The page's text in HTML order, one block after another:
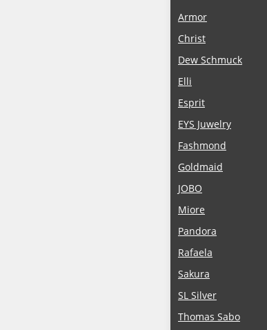
Armor
Christ
Dew Schmuck
Elli
Esprit
EYS Juwelry
Fashmond
Goldmaid
JOBO
Miore
Pandora
Rafaela
Sakura
SL Silver
Thomas Sabo